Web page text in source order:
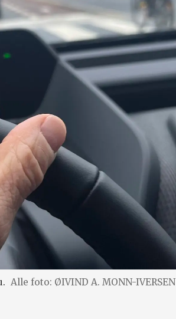
Alle foto: ØIVIND A. MONN-IVERSEN